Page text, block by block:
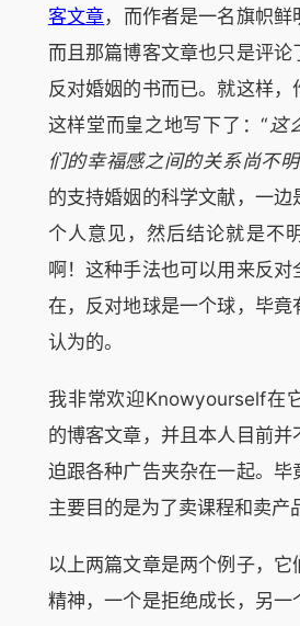
客文章，而作者是一名旗帜鲜
而且那篇博客文章也只是评论
反对婚姻的书而已。就这样
这样堂而皇之地写下了：“这
们的幸福感之间的关系尚不明
的支持婚姻的科学文献，一边
个人意见，然后结论就是不
啊！这种手法也可以用来反对
在，反对地球是一个球，毕竟
认为的。
我非常欢迎Knowyourself在
的博客文章，并且本人目前并
迫跟各种广告夹杂在一起。毕
主要目的是为了卖课程和卖产
以上两篇文章是两个例子，
精神，一个是拒绝成长，另一